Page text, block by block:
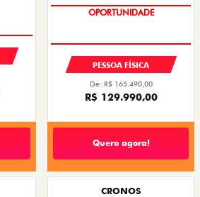
PESSOA FÍSICA
De: R$ 165.490,00
R$ 129.990,00
Quero agora!
CRONOS